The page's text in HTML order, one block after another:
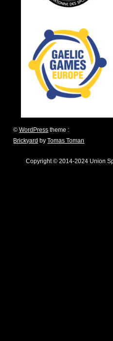
©WordPress theme :
Brickyard byTomas Toman
Copyright © 2014-2024 Union